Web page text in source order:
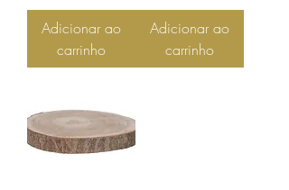
Adicionar ao
carrinho
Adicionar ao
carrinho